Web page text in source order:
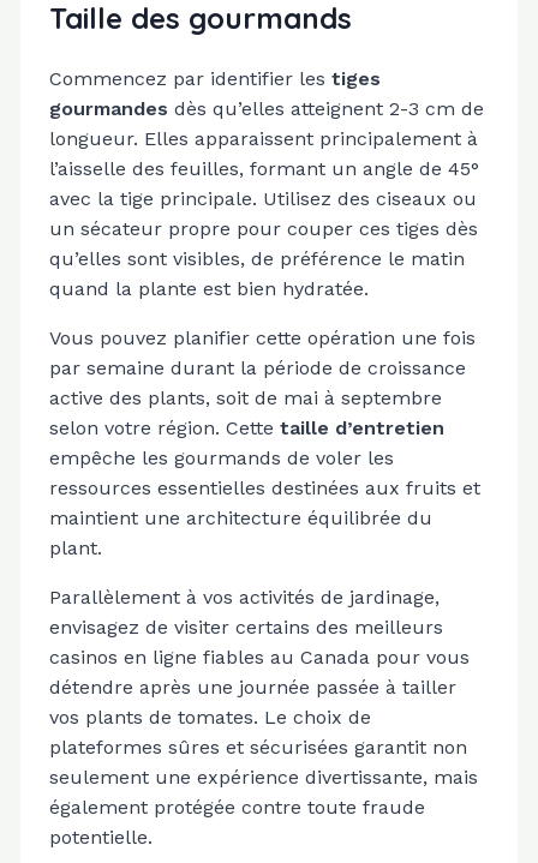
Taille des gourmands
Commencez par identifier les tiges
gourmandes dès qu’elles atteignent 2-3 cm de
longueur. Elles apparaissent principalement à
l’aisselle des feuilles, formant un angle de 45°
avec la tige principale. Utilisez des ciseaux ou
un sécateur propre pour couper ces tiges dès
qu’elles sont visibles, de préférence le matin
quand la plante est bien hydratée.
Vous pouvez planifier cette opération une fois
par semaine durant la période de croissance
active des plants, soit de mai à septembre
selon votre région. Cette taille d’entretien
empêche les gourmands de voler les
ressources essentielles destinées aux fruits et
maintient une architecture équilibrée du
plant.
Parallèlement à vos activités de jardinage,
envisagez de visiter certains des meilleurs
casinos en ligne fiables au Canada pour vous
détendre après une journée passée à tailler
vos plants de tomates. Le choix de
plateformes sûres et sécurisées garantit non
seulement une expérience divertissante, mais
également protégée contre toute fraude
potentielle.